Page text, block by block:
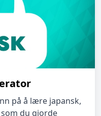
på å lære japansk,
du gjorde